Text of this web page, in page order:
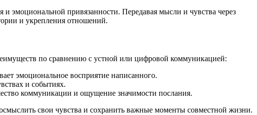
эмоциональной привязанности. Передавая мысли и чувства через
и укрепления отношений.
по сравнению с устной или цифровой коммуникацией:
эмоциональное восприятие написанного.
и событиях.
коммуникации и ощущение значимости послания.
свои чувства и сохранить важные моменты совместной жизни.